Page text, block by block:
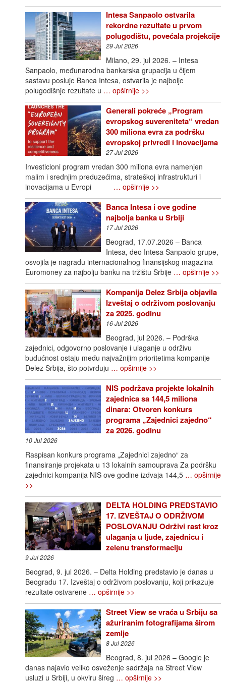
Intesa Sanpaolo ostvarila
rekordne rezultate u prvom
polugodištu, povećala projekcije
29 Jul 2026
Milano, 29. jul 2026. – Intesa
Sanpaolo, međunarodna bankarska grupacija u čijem
sastavu posluje Banca Intesa, ostvarila je najbolje
polugodišnje rezultate u … opširnije >>
Generali pokreće „Program
evropskog suvereniteta“ vredan
300 miliona evra za podršku
evropskoj privredi i inovacijama
27 Jul 2026
Investicioni program vredan 300 miliona evra namenjen
malim i srednjim preduzećima, strateškoj infrastrukturi i
inovacijama u Evropi … opširnije >>
Banca Intesa i ove godine
najbolja banka u Srbiji
17 Jul 2026
Beograd, 17.07.2026 – Banca
Intesa, deo Intesa Sanpaolo grupe,
osvojila je nagradu internacionalnog finansijskog magazina
Euromoney za najbolju banku na tržištu Srbije … opširnije >>
Kompanija Delez Srbija objavila
Izveštaj o održivom poslovanju
za 2025. godinu
16 Jul 2026
Beograd, jul 2026. – Podrška
zajednici, odgovorno poslovanje i ulaganje u održivu
budućnost ostaju među najvažnijim prioritetima kompanije
Delez Srbija, što potvrđuju … opširnije >>
NIS podržava projekte lokalnih
zajednica sa 144,5 miliona
dinara: Otvoren konkurs
programa „Zajednici zajedno“
za 2026. godinu
10 Jul 2026
Raspisan konkurs programa „Zajednici zajedno“ za
finansiranje projekata u 13 lokalnih samouprava Za podršku
zajednici kompanija NIS ove godine izdvaja 144,5 … opširnije
>>
DELTA HOLDING PREDSTAVIO
17. IZVEŠTAJ O ODRŽIVOM
POSLOVANJU Održivi rast kroz
ulaganja u ljude, zajednicu i
zelenu transformaciju
9 Jul 2026
Beograd, 9. jul 2026. – Delta Holding predstavio je danas u
Beogradu 17. Izveštaj o održivom poslovanju, koji prikazuje
rezultate ostvarene … opširnije >>
Street View se vraća u Srbiju sa
ažuriranim fotografijama širom
zemlje
8 Jul 2026
Beograd, 8. jul 2026 – Google je
danas najavio veliko osveženje sadržaja na Street View
usluzi u Srbiji, u okviru šireg … opširnije >>